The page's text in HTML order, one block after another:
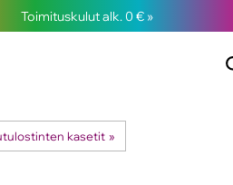
Toimituskulut alk. 0 € »
kasetit ‪»